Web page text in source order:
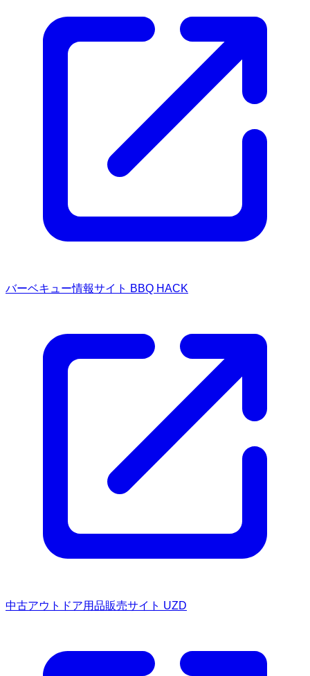
バーベキュー情報サイト BBQ HACK
中古アウトドア用品販売サイト UZD